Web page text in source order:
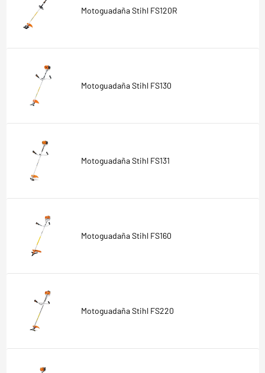
Motoguadaña Stihl FS120R
Motoguadaña Stihl FS130
Motoguadaña Stihl FS131
Motoguadaña Stihl FS160
Motoguadaña Stihl FS220